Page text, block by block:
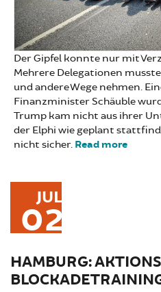
Der Gipfel konnte nur mit
Mehrere Delegationen
und andere Wege nehmen.
Finanzminister Schäuble
Trump kam nicht aus ihrer
der Elphi wie geplant
nicht sicher. Read more
JUL
02
HAMBURG: